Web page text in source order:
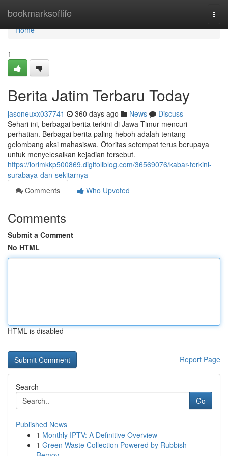
bookmarksoflife
Home
Home
1
Berita Jatim Terbaru Today
jasoneuxx037741 360 days ago News
Discuss
Sehari ini, berbagai berita terkini di Jawa Timur mencuri
perhatian. Berbagai berita paling heboh adalah tentang
gelombang aksi mahasiswa. Otoritas setempat terus berupaya
untuk menyelesaikan kejadian tersebut.
https://lorimkkp500869.digitollblog.com/36569076/kabar-terkini-
surabaya-dan-sekitarnya
Comments
Who Upvoted
Comments
Submit a Comment
No HTML
HTML is disabled
Report Page
Search
Go
Published News
1 Monthly IPTV: A Definitive Overview
1 Green Waste Collection Powered by Rubbish